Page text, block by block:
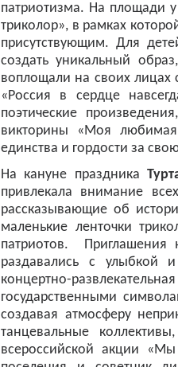
патриотизма. На площади у
триколор», в рамках
присутствующим. Для
создать уникальный
воплощали на своих лицах
«Россия в сердце
поэтические
викторины «Моя
единства и гордости за
На кануне праздника
привлекала внимание
рассказывающие об
маленькие ленточки
патриотов. Приглашения
раздавались с улыбкой
концертно-
государственными
создавая атмосферу
танцевальные
всероссийской акции